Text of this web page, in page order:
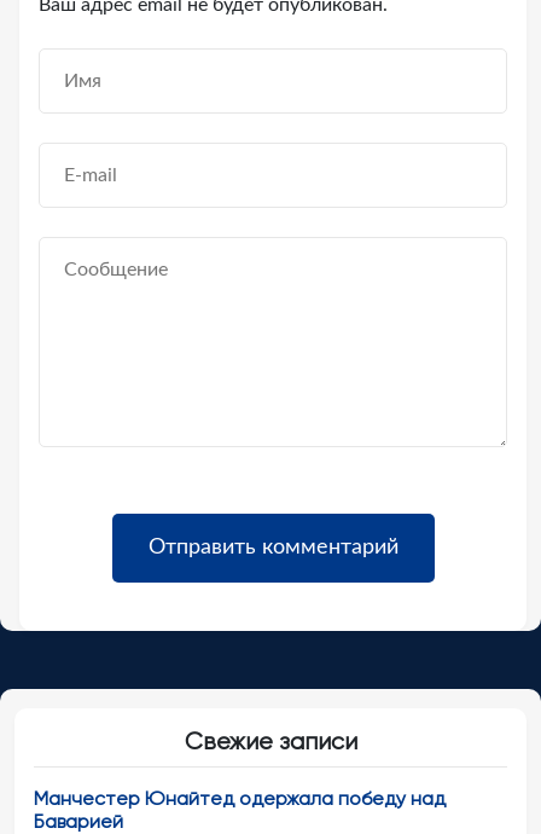
Ваш адрес email не будет опубликован.
Свежие записи
Манчестер Юнайтед одержала победу над
Баварией